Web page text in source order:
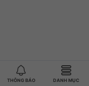
THÔNG BÁO DANH MỤC